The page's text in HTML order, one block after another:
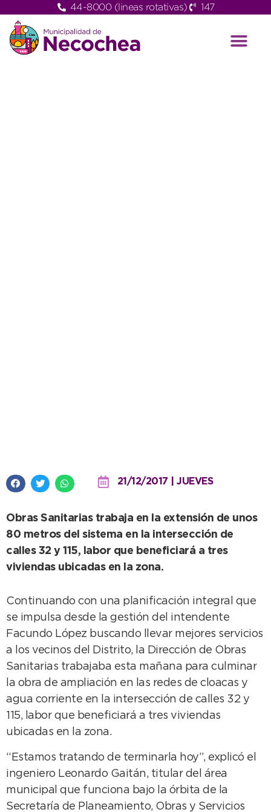
44-8000 (lineas rotativas) 147
21/12/2017 | JUEVES
Obras Sanitarias trabaja en la extensión de unos
80 metros del sistema en la intersección de
calles 32 y 115, labor que beneficiará a tres
viviendas ubicadas en la zona.
Continuando con una planificación integral que
se impulsa desde la gestión del intendente
Facundo López buscando llevar mejores servicios
a los vecinos del Distrito, la Dirección de Obras
Sanitarias trabajaba esta mañana para culminar
la obra de ampliación en las redes de cloacas y
agua corriente en la intersección de calles 32 y
115, labor que beneficiará a tres viviendas
ubicadas en la zona.
“Estamos tratando de terminarla hoy”, explicó el
ingeniero Leonardo Gaitán, titular del área
municipal que funciona bajo la órbita de la
Secretaría de Planeamiento, Obras y Servicios